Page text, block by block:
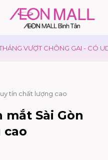
CHÔNG GAI - CÓ UDON
tín chất lượng cao
mắt Sài Gòn